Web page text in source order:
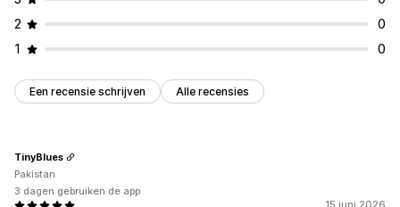
2
0
1
0
Een recensie schrijven Alle recensies
TinyBlues
Pakistan
3 dagen gebruiken de app